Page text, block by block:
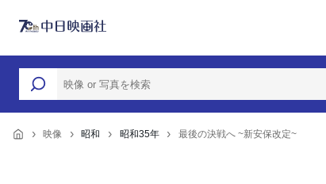
映像 昭和 昭和35年 最後の決戦へ ~新安保改定~